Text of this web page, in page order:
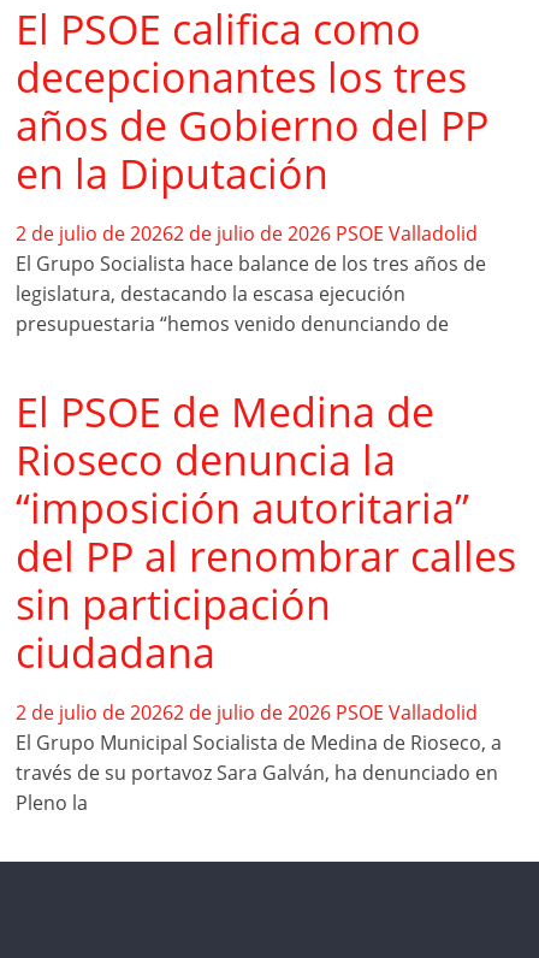
El PSOE califica como
decepcionantes los tres
años de Gobierno del PP
en la Diputación
2 de julio de 20262 de julio de 2026 PSOE Valladolid
El Grupo Socialista hace balance de los tres años de
legislatura, destacando la escasa ejecución
presupuestaria “hemos venido denunciando de
El PSOE de Medina de
Rioseco denuncia la
“imposición autoritaria”
del PP al renombrar calles
sin participación
ciudadana
2 de julio de 20262 de julio de 2026 PSOE Valladolid
El Grupo Municipal Socialista de Medina de Rioseco, a
través de su portavoz Sara Galván, ha denunciado en
Pleno la